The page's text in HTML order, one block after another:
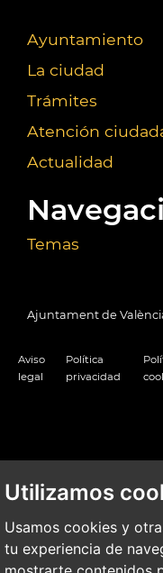
Utilizamos
Usamos cookies y
tu experiencia de
Ayuntamiento
La ciudad
Trámites
Atención
Actualidad
Temas
Ajuntament de
Aviso
legal
Política
privacidad